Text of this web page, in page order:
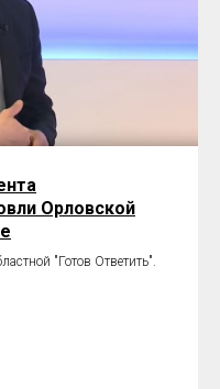
Орловской
"Готов Ответить".